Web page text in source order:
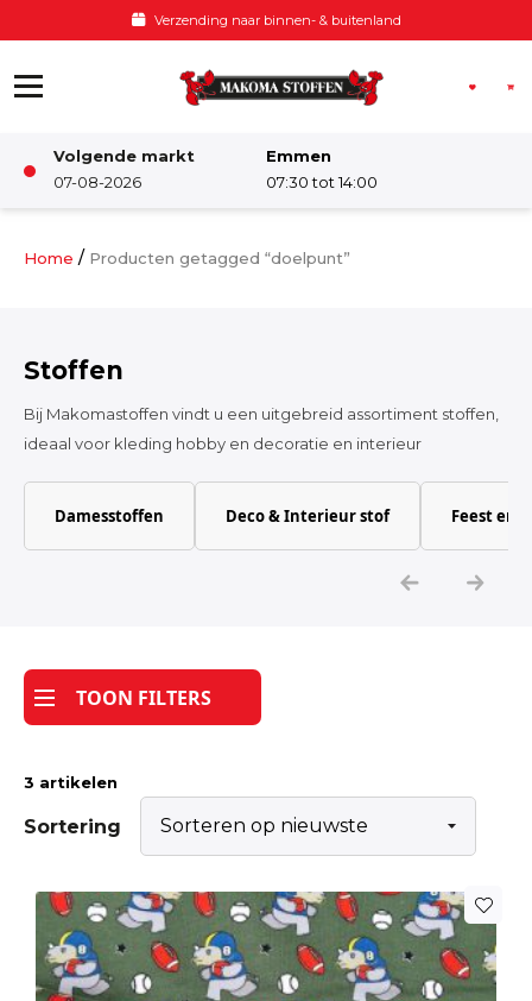
Voor 12:00 besteld, zelfde dag verzonden
Volgende markt
07-08-2026
Emmen
07:30 tot 14:00
Damesstoffen
Katoen
Tijdpakker stof
Home / Producten getagged “doelpunt”
Stoffen
Bij Makomastoffen vindt u een uitgebreid assortiment stoffen,
ideaal voor kleding hobby en decoratie en interieur
Damesstoffen Deco & Interieur stof Feest en
TOON FILTERS
3 artikelen
Sortering